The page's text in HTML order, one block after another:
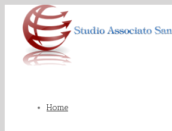
Home